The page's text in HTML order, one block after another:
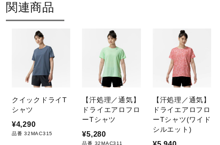
慮した素材を使用しています。
発売シーズン
2025年春夏
関連商品
クイックドライT
シャツ
¥4,290
品番 32MAC315
【汗処理／通気】
ドライエアロフロ
ーTシャツ
¥5,280
品番 32MAC311
【汗処理／通気】
ドライエアロフロ
ーTシャツ(ワイド
シルエット)